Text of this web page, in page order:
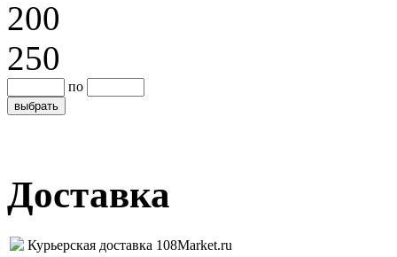
200
250
по
Доставка
Курьерская доставка 108Market.ru